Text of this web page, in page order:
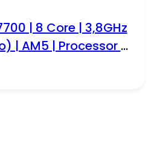
| 8 Core | 3,8GHz
| AM5 | Processor |